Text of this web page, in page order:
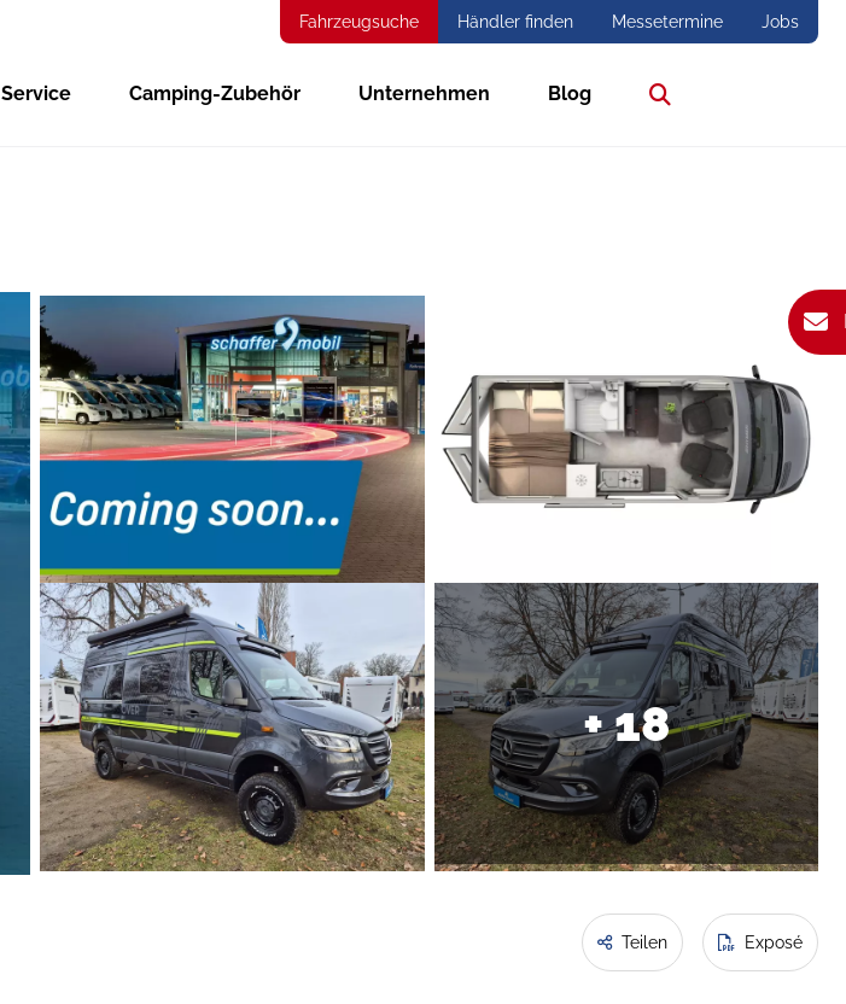
Fahrzeugsuche Händler finden Messetermine Jobs
Service Camping-Zubehör Unternehmen Blog
+ 18
Teilen Exposé